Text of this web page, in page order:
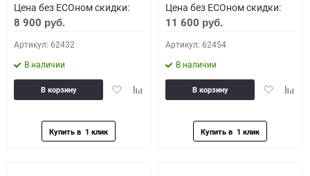
Цена без ECOном скидки:
8 900 руб.
Артикул: 62432
В наличии
ДобавитьДобавить
В корзину
Цена без ECOном скидки:
11 600 руб.
Артикул: 62454
В наличии
Добавить
В корзину